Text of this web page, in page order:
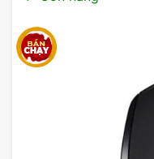
một con chuột chơi
quan trọng. Chuột
Superlight 2 DEX
mong đợi với thiết
trải